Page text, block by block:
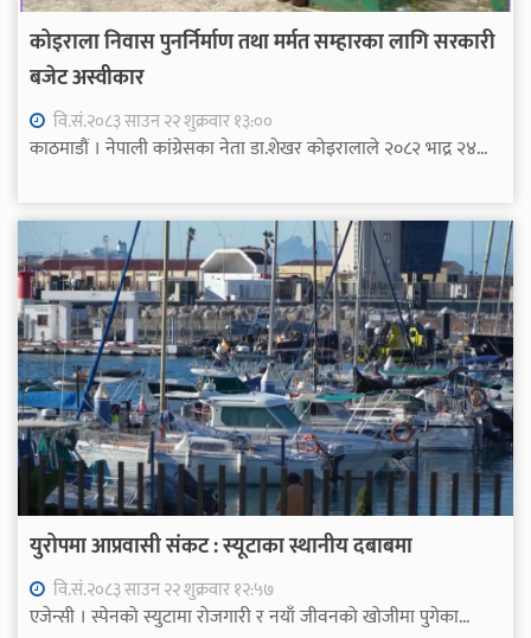
कोइराला निवास पुनर्निर्माण तथा मर्मत सम्हारका लागि सरकारी
बजेट अस्वीकार
वि.सं.२०८३ साउन २२ शुक्रवार १३:००
काठमाडौं । नेपाली कांग्रेसका नेता डा.शेखर कोइरालाले २०८२ भाद्र २४...
युरोपमा आप्रवासी संकट : स्यूटाका स्थानीय दबाबमा
वि.सं.२०८३ साउन २२ शुक्रवार १२:५७
एजेन्सी । स्पेनको स्युटामा रोजगारी र नयाँ जीवनको खोजीमा पुगेका...